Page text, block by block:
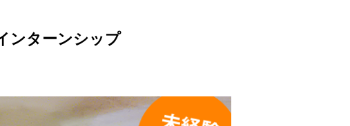
ンターンシップ